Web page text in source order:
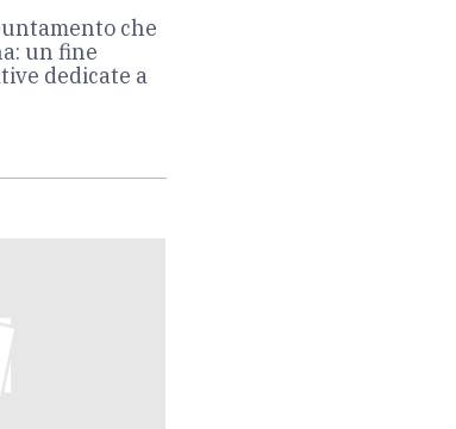
che
un fine
dedicate a